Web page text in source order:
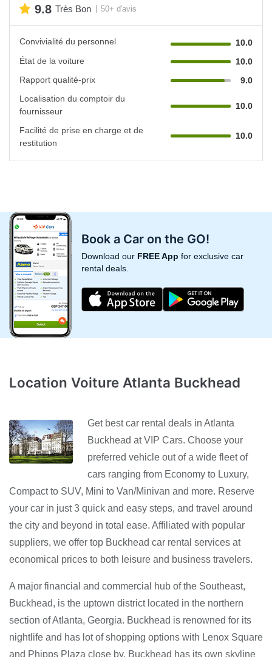
9.8 Très Bon 50+ d'avis
Convivialité du personnel
10.0
État de la voiture
10.0
Rapport qualité-prix
9.0
Localisation du comptoir du
fournisseur
10.0
Facilité de prise en charge et de
restitution
10.0
Book a Car on the GO!
Download our FREE App for exclusive car
rental deals.
Location Voiture Atlanta Buckhead
Get best car rental deals in Atlanta
Buckhead at VIP Cars. Choose your
preferred vehicle out of a wide fleet of
cars ranging from Economy to Luxury,
Compact to SUV, Mini to Van/Minivan and more. Reserve
your car in just 3 quick and easy steps, and travel around
the city and beyond in total ease. Affiliated with popular
suppliers, we offer top Buckhead car rental services at
economical prices to both leisure and business travelers.
A major financial and commercial hub of the Southeast,
Buckhead, is the uptown district located in the northern
section of Atlanta, Georgia. Buckhead is renowned for its
nightlife and has lot of shopping options with Lenox Square
and Phipps Plaza close by. Buckhead has its own skyline